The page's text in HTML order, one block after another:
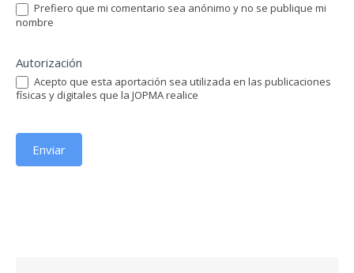
Prefiero que mi comentario sea anónimo y no se publique mi
nombre
Autorización
Acepto que esta aportación sea utilizada en las publicaciones
físicas y digitales que la JOPMA realice
Enviar